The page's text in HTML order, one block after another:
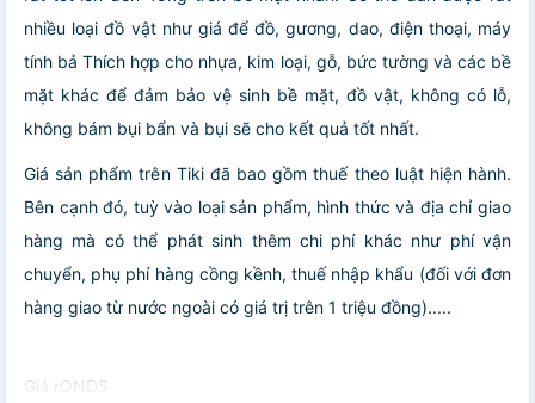
nhiều loại đồ vật như giá để đồ, gương, dao, điện thoại, máy
tính bả Thích hợp cho nhựa, kim loại, gỗ, bức tường và các bề
mặt khác để đảm bảo vệ sinh bề mặt, đồ vật, không có lỗ,
không bám bụi bẩn và bụi sẽ cho kết quả tốt nhất.
Giá sản phẩm trên Tiki đã bao gồm thuế theo luật hiện hành.
Bên cạnh đó, tuỳ vào loại sản phẩm, hình thức và địa chỉ giao
hàng mà có thể phát sinh thêm chi phí khác như phí vận
chuyển, phụ phí hàng cồng kềnh, thuế nhập khẩu (đối với đơn
hàng giao từ nước ngoài có giá trị trên 1 triệu đồng).....
Giá rONDS